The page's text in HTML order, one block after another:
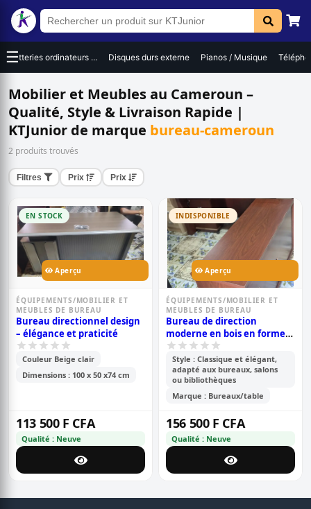
☰
Batteries ordinateurs ... Disques durs externe Pianos / Musique
Mobilier et Meubles au Cameroun –
Qualité, Style & Livraison Rapide |
KTJunior de marque bureau-cameroun
2 produits trouvés
Filtres Prix Prix
EN STOCK
Aperçu
ÉQUIPEMENTS/MOBILIER ET
MEUBLES DE BUREAU
Bureau directionnel design
– élégance et praticité
Couleur Beige clair
Dimensions : 100 x 50 x74 cm
113 500 F CFA
Qualité : Neuve
INDISPONIBLE
Aperçu
ÉQUIPEMENTS/MOBILIER ET
MEUBLES DE BUREAU
Bureau de direction
moderne en bois en forme
de l
Style : Classique et élégant,
adapté aux bureaux, salons
ou bibliothèques
Marque : Bureaux/table
156 500 F CFA
Qualité : Neuve